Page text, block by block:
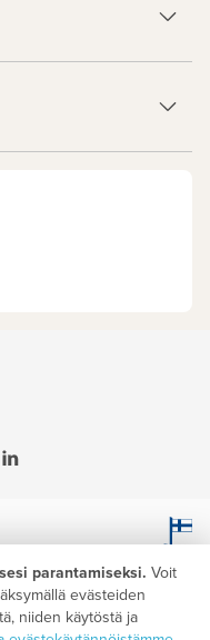
parantamiseksi. Voit
evästeiden
niiden käytöstä ja